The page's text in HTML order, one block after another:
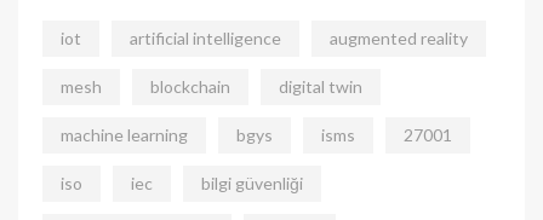
iot artificial intelligence augmented reality
mesh blockchain digital twin
machine learning bgys isms 27001
iso iec bilgi güvenliği